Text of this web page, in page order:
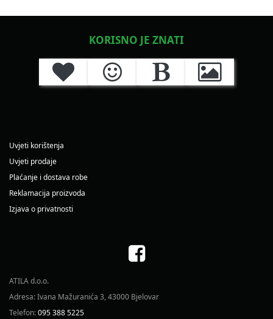
KORISNO JE ZNATI
Uvjeti korištenja
Uvjeti prodaje
Plaćanje i dostava robe
Reklamacija proizvoda
Izjava o privatnosti
ATILA d.o.o.
Adresa: Ivana Mažuranića 3, 43000 Bjelovar
Telefon:095 388 5225